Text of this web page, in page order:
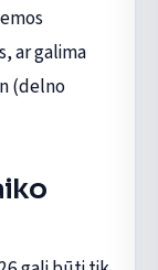
ar galima
(delno